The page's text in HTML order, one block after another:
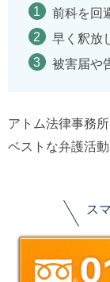
前科を回
早く釈放
被害届や
アトム法律事務
ベストな弁護活動
ス